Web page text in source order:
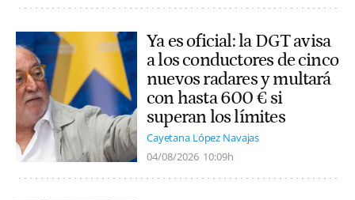
Ya es oficial: la DGT avisa
a los conductores de cinco
nuevos radares y multará
con hasta 600 € si
superan los límites
Cayetana López Navajas
04/08/2026 10:09h